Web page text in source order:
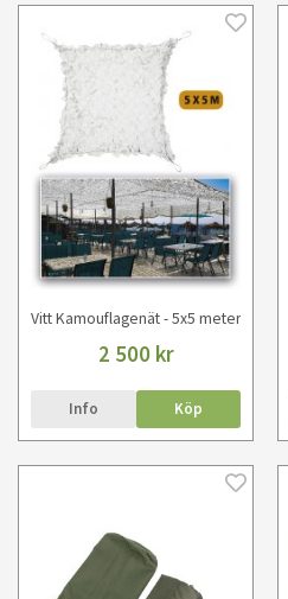
Vitt Kamouflagenät - 5x5 meter
2 500 kr
Info Köp